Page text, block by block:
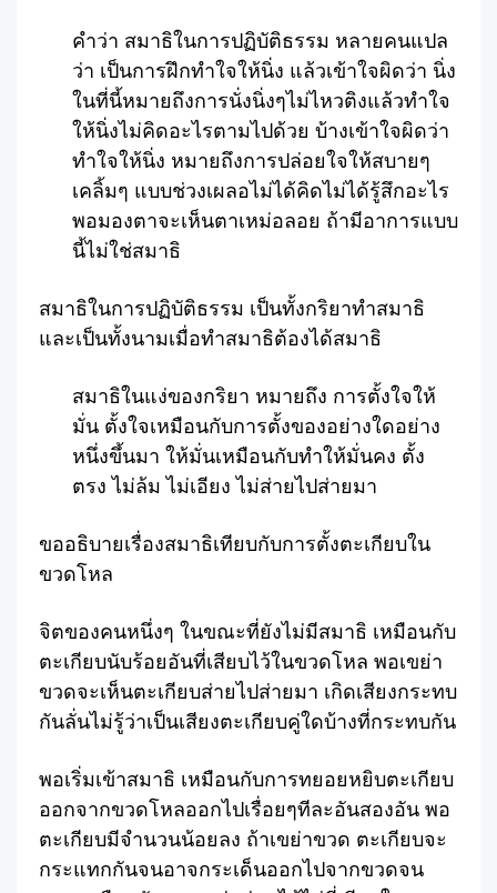
คำว่า สมาธิในการปฏิบัติธรรม หลายคนแปล
ว่า เป็นการฝึกทำใจให้นิ่ง แล้วเข้าใจผิดว่า นิ่ง
ในที่นี้หมายถึงการนั่งนิ่งๆไม่ไหวติงแล้วทำใจ
ให้นิ่งไม่คิดอะไรตามไปด้วย บ้างเข้าใจผิดว่า
ทำใจให้นิ่ง หมายถึงการปล่อยใจให้สบายๆ
เคลิ้มๆ แบบช่วงเผลอไม่ได้คิดไม่ได้รู้สึกอะไร
พอมองตาจะเห็นตาเหม่อลอย ถ้ามีอาการแบบ
นี้ไม่ใช่สมาธิ
สมาธิในการปฏิบัติธรรม เป็นทั้งกริยาทำสมาธิ
และเป็นทั้งนามเมื่อทำสมาธิต้องได้สมาธิ
สมาธิในแง่ของกริยา หมายถึง การตั้งใจให้
มั่น ตั้งใจเหมือนกับการตั้งของอย่างใดอย่าง
หนึ่งขึ้นมา ให้มั่นเหมือนกับทำให้มั่นคง ตั้ง
ตรง ไม่ล้ม ไม่เอียง ไม่ส่ายไปส่ายมา
ขออธิบายเรื่องสมาธิเทียบกับการตั้งตะเกียบใน
ขวดโหล
จิตของคนหนึ่งๆ ในขณะที่ยังไม่มีสมาธิ เหมือนกับ
ตะเกียบนับร้อยอันที่เสียบไว้ในขวดโหล พอเขย่า
ขวดจะเห็นตะเกียบส่ายไปส่ายมา เกิดเสียงกระทบ
กันลั่นไม่รู้ว่าเป็นเสียงตะเกียบคู่ใดบ้างที่กระทบกัน
พอเริ่มเข้าสมาธิ เหมือนกับการทยอยหยิบตะเกียบ
ออกจากขวดโหลออกไปเรื่อยๆทีละอันสองอัน พอ
ตะเกียบมีจำนวนน้อยลง ถ้าเขย่าขวด ตะเกียบจะ
กระแทกกันจนอาจกระเด็นออกไปจากขวดจน